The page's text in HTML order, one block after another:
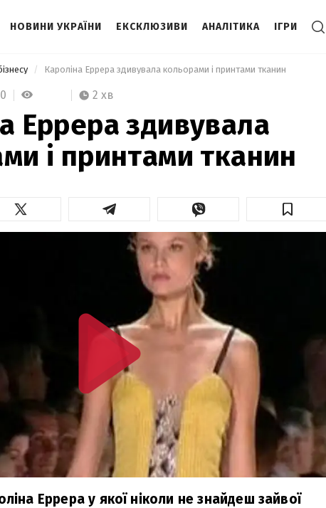
НОВИНИ УКРАЇНИ ЕКСКЛЮЗИВИ АНАЛІТИКА ІГРИ
Кароліна Еррера здивувала кольорами і принтами тканин
2 хв
Еррера здивувала
і принтами тканин
Еррера у якої ніколи не знайдеш зайвої